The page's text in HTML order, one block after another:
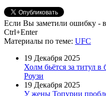
Если Вы заметили ошибку -
Ctrl+Enter
Материалы по теме: UFC
19 Декабря 2025
Холм бьётся за титул в
Роузи
19 Декабря 2025
У жены Топурии